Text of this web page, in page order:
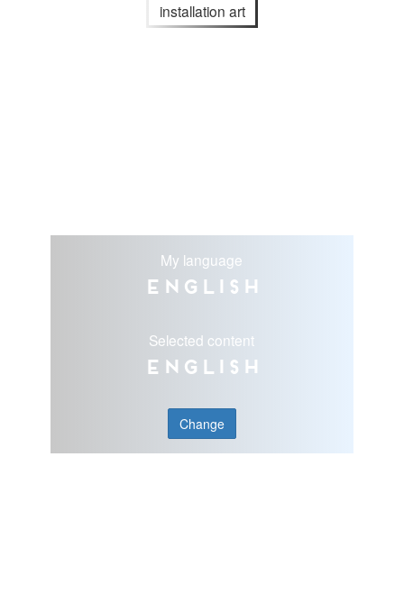
installation art
My language
English
Selected content
English
Change